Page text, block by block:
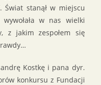
Świat stanął w miejscu
w nas wielki
z jakim zespołem się
Kostkę i pana dyr.
konkursu z Fundacji